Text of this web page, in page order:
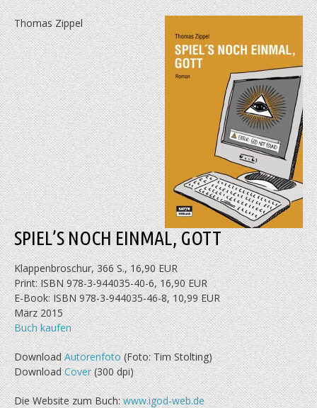
Thomas Zippel
SPIEL’S NOCH EINMAL, GOTT
Klappenbroschur, 366 S., 16,90 EUR
Print: ISBN 978-3-944035-40-6, 16,90 EUR
E-Book: ISBN 978-3-944035-46-8, 10,99 EUR
März 2015
Buch kaufen
DownloadAutorenfoto(Foto: Tim Stolting)
DownloadCover(300 dpi)
Die Website zum Buch:www.igod-web.de